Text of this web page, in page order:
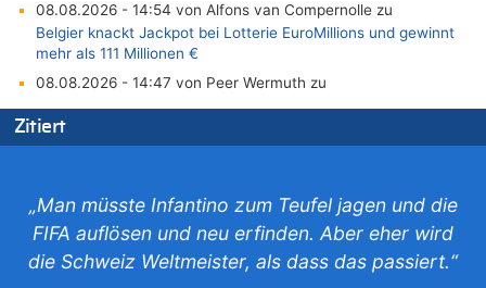
08.08.2026 - 14:54 von Alfons van Compernolle zu
Belgier knackt Jackpot bei Lotterie EuroMillions und gewinnt
mehr als 111 Millionen €
08.08.2026 - 14:47 von Peer Wermuth zu
Leipzig, Mechernich und die Frage: Wer steckt hinter den
Drohnen mit Strengstoff? War es Russland?
Tempolimit in 30er-Zonen – Untersuchung von Vias
08.08.2026 - 13:23 von Hugo Egon Bernhard von Sinnen zu
Leipzig, Mechernich und die Frage: Wer steckt hinter den
Drohnen mit Strengstoff? War es Russland?
Zitiert
„Man müsste Infantino zum Teufel jagen und die
FIFA auflösen und neu erfinden. Aber eher wird
die Schweiz Weltmeister, als dass das passiert.“